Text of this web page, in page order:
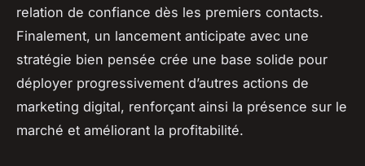
relation de confiance dès les premiers contacts.
Finalement, un lancement anticipate avec une
stratégie bien pensée crée une base solide pour
déployer progressivement d’autres actions de
marketing digital, renforçant ainsi la présence sur le
marché et améliorant la profitabilité.